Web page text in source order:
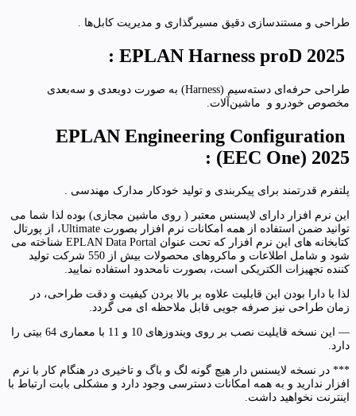
طراحی و مستندسازی دقیق مسیرگذاری و مدیریت کابل‌ها .
EPLAN Harness proD 2025
:
طراحی حرفه‌ای دسته‌سیم (Harness) به صورت دوبعدی و سه‌بعدی
مخصوص خودرو و ماشین‌آلات.
EPLAN Engineering Configuration
(EEC One) 2025
:
پلتفرم قدرتمند برای پیکربندی و تولید خودکار مدارک مهندسی .
این نرم افزار دارای لایسنس معتبر ( روی ماشین مجازی) بوده لذا شما می
توانید ضمن استفاده از همه امکانات نرم افزار بصورت Ultimate، از پورتال
کتابخانه های این نرم افزار که تحت عنوان EPLAN Data Portal شناخته می
شود و شامل اطلاعات و ماکروهای محصولات بیش از 550 شرکت تولید
کننده تجهیزات الکتریکی است، بصورت نامحدود استفاده نمایید.
لذا با دارا بودن این قابلیت علاوه بر بالا بردن کیفیت و دقت طراحی، در
زمان طراحی نیز صرفه جویی قابل ملاحظه ای می گردد.
— این نسخه قایلیت نصب بر روی ویندوزهای 10 و 11 با معماری 64 بیتی را
دارد.
*** در نسخه لایسنس دار هیچ گونه لگ و باگ و تاخیری در هنگام کار با نرم
افزار ندارید و به همه امکانات دسترسی وجود دارد و مشکلی بابت ارتباط با
اینترنت نخواهید داشت.